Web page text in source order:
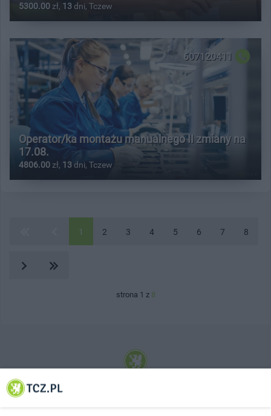
5300.00 zł, 13 dni, Tczew
607120411
Operator/ka montażu manualnego II zmiany na
17.08.
4806.00 zł, 13 dni, Tczew
1 2 3 4 5 6 7 8
strona 1 z 8
© 2001-2026 Tczew - TCZ.PL Sp. z o.o. Internetowy Serwis Informacyjny Miasta